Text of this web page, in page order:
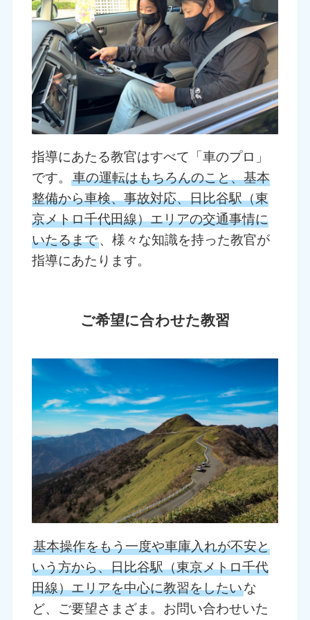
指導にあたる教官はすべて「車のプロ」
です。車の運転はもちろんのこと、基本
整備から車検、事故対応、日比谷駅（東
京メトロ千代田線）エリアの交通事情に
いたるまで、様々な知識を持った教官が
指導にあたります。
ご希望に合わせた教習
基本操作をもう一度や車庫入れが不安と
いう方から、日比谷駅（東京メトロ千代
田線）エリアを中心に教習をしたいな
ど、ご要望さまざま。お問い合わせいた